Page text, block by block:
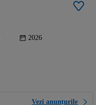
2026
Vezi anunțurile